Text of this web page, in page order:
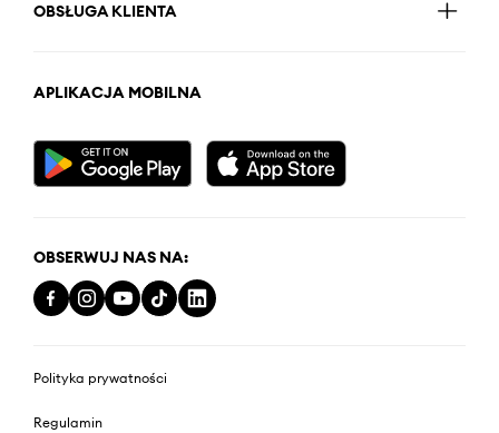
OBSŁUGA KLIENTA
APLIKACJA MOBILNA
OBSERWUJ NAS NA:
Polityka prywatności
Regulamin